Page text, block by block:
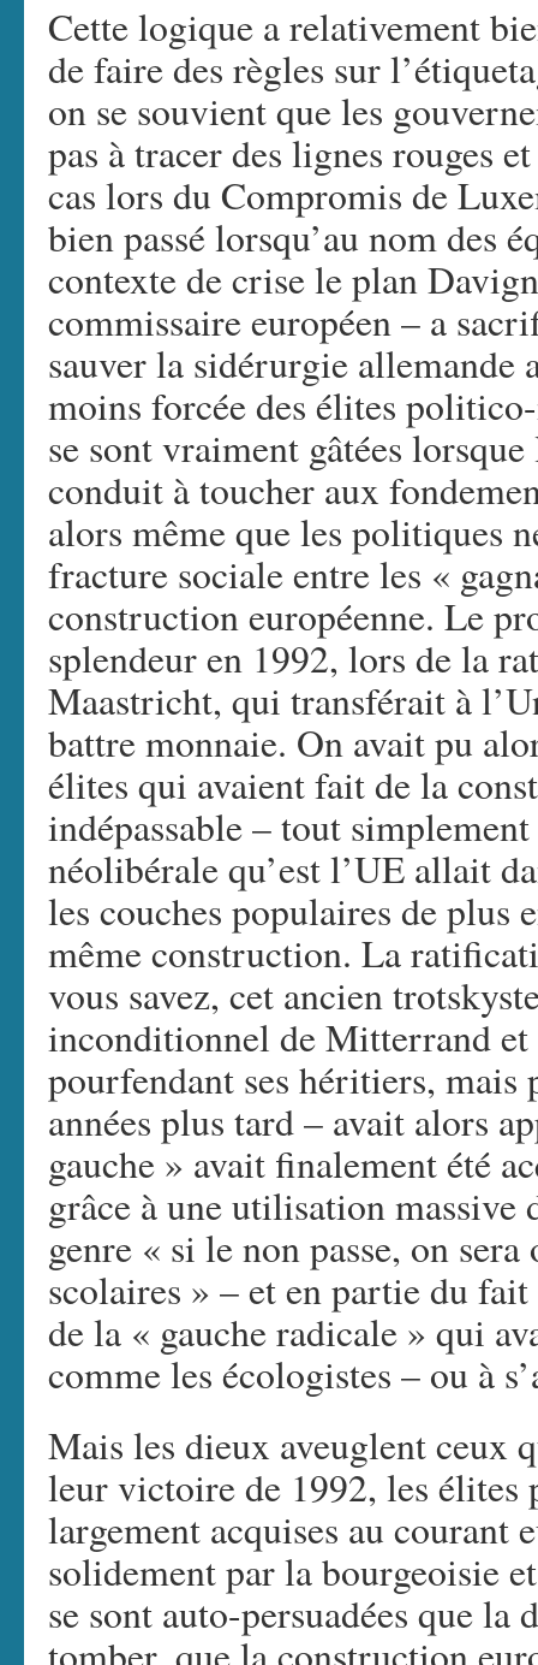
Cette logique a relativement
de faire des règles sur
on se souvient que les
pas à tracer des lignes rouges
cas lors du Compromis de
bien passé lorsqu’au nom des
contexte de crise le plan
commissaire européen – a
sauver la sidérurgie
moins forcée des élites
se sont vraiment gâtées
conduit à toucher aux
alors même que les politiques
fracture sociale entre les «
construction européenne. Le
splendeur en 1992, lors de la
Maastricht, qui transférait à
battre monnaie. On avait pu
élites qui avaient fait de la
indépassable – tout
néolibérale qu’est l’UE allait
les couches populaires de plus
même construction. La
vous savez, cet ancien
inconditionnel de Mitterrand
pourfendant ses héritiers, mais
années plus tard – avait alors
gauche » avait finalement été
grâce à une utilisation massive
genre « si le non passe, on
scolaires » – et en partie du
de la « gauche radicale » qui
comme les écologistes – ou à
Mais les dieux aveuglent ceux
leur victoire de 1992, les
largement acquises au courant
solidement par la bourgeoisie
se sont auto-persuadées que